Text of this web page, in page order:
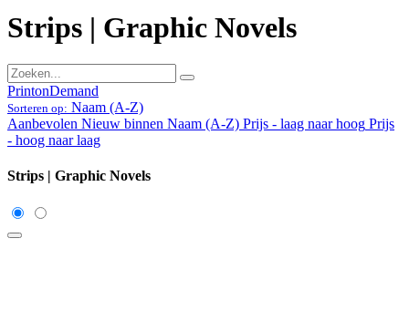
Strips | Graphic Novels
PrintonDemand
Sorteren op: Naam (A-Z)
Aanbevolen Nieuw binnen Naam (A-Z) Prijs - laag naar hoog Prijs
- hoog naar laag
Strips | Graphic Novels